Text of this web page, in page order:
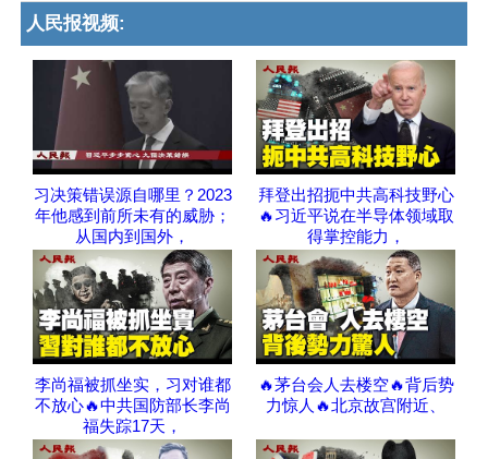
人民报视频:
习决策错误源自哪里？2023
年他感到前所未有的威胁；
从国内到国外，
拜登出招扼中共高科技野心
🔥习近平说在半导体领域取
得掌控能力，
李尚福被抓坐实，习对谁都
不放心🔥中共国防部长李尚
福失踪17天，
🔥茅台会人去楼空🔥背后势
力惊人🔥北京故宫附近、